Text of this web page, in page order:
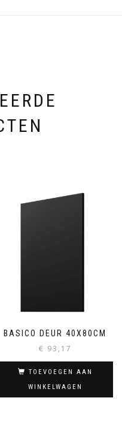
BASICO DEUR 40X80CM
€ 93,17
TOEVOEGEN AAN
WINKELWAGEN